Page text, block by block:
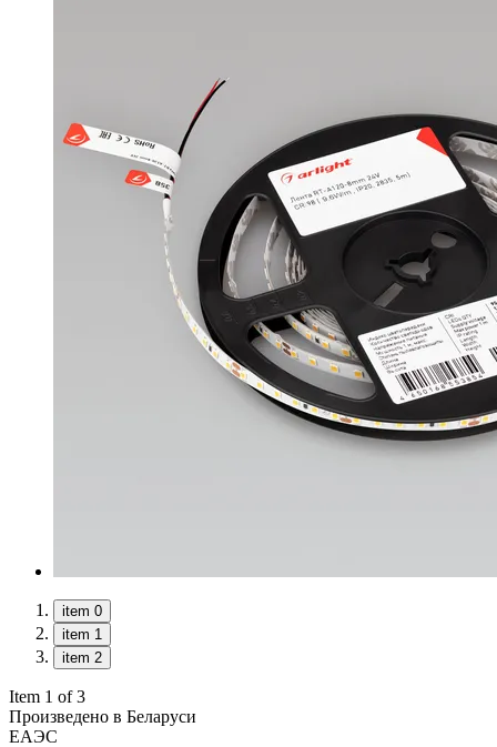
item 0
item 1
item 2
Item 1 of 3
Произведено в Беларуси
ЕАЭС